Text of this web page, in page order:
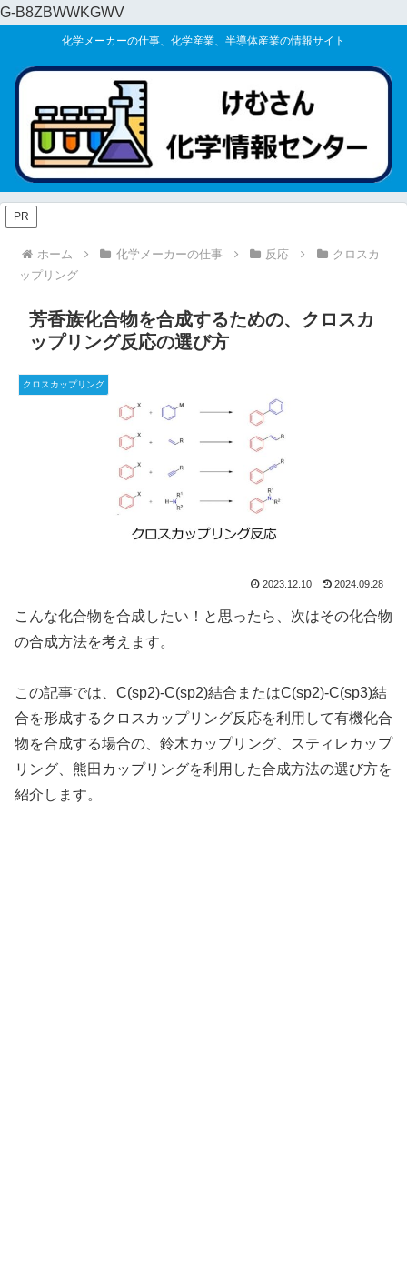
G-B8ZBWWKGWV
化学メーカーの仕事、化学産業、半導体産業の情報サイト
PR
ホーム 化学メーカーの仕事 反応
クロスカ
ップリング
芳香族化合物を合成するための、クロスカ
ップリング反応の選び方
クロスカップリング
2023.12.10 2024.09.28
こんな化合物を合成したい！と思ったら、次はその化合物
の合成方法を考えます。
この記事では、C(sp2)-C(sp2)結合またはC(sp2)-C(sp3)結
合を形成するクロスカップリング反応を利用して有機化合
物を合成する場合の、鈴木カップリング、スティレカップ
リング、熊田カップリングを利用した合成方法の選び方を
紹介します。